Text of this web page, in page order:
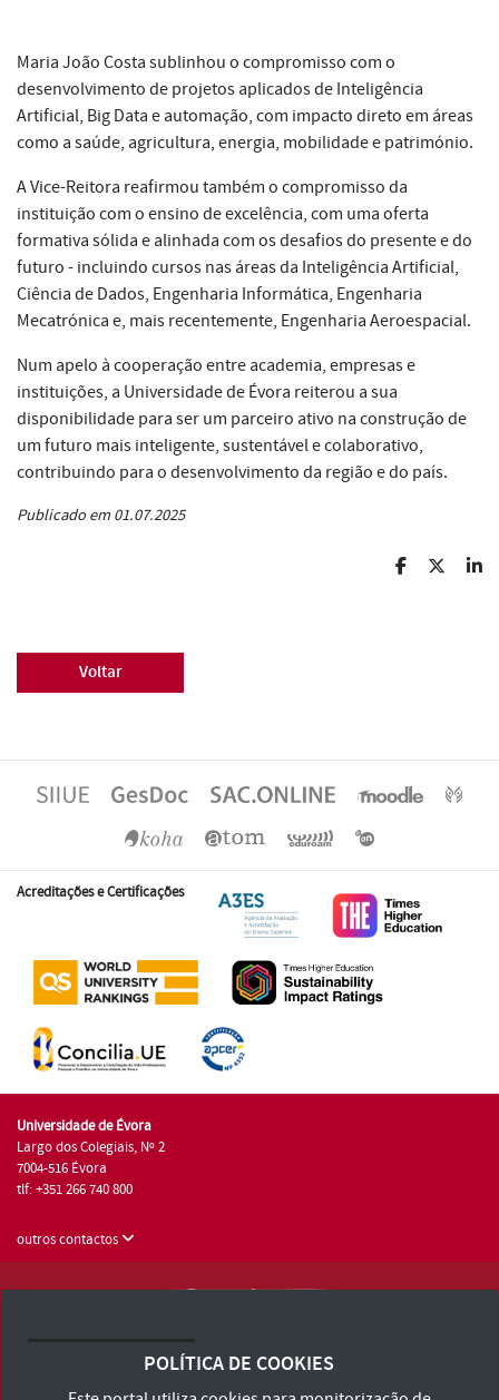
Maria João Costa sublinhou o compromisso com o
desenvolvimento de projetos aplicados de Inteligência
Artificial, Big Data e automação, com impacto direto em áreas
como a saúde, agricultura, energia, mobilidade e património.
A Vice-Reitora reafirmou também o compromisso da
instituição com o ensino de excelência, com uma oferta
formativa sólida e alinhada com os desafios do presente e do
futuro - incluindo cursos nas áreas da Inteligência Artificial,
Ciência de Dados, Engenharia Informática, Engenharia
Mecatrónica e, mais recentemente, Engenharia Aeroespacial.
Num apelo à cooperação entre academia, empresas e
instituições, a Universidade de Évora reiterou a sua
disponibilidade para ser um parceiro ativo na construção de
um futuro mais inteligente, sustentável e colaborativo,
contribuindo para o desenvolvimento da região e do país.
Publicado em 01.07.2025
Voltar
Acreditações e Certificações
Universidade de Évora
Largo dos Colegiais, Nº 2
7004-516 Évora
tlf: +351 266 740 800
outros contactos
Consulte os Termos e Condições e Política de Privacidade
Declaração de Acessibilidade
POLÍTICA DE COOKIES